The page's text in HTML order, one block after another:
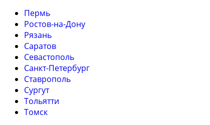
Пермь
Ростов-на-Дону
Рязань
Саратов
Севастополь
Санкт-Петербург
Ставрополь
Сургут
Тольятти
Томск